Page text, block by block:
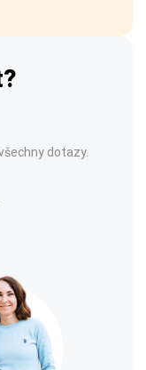
dotazy.